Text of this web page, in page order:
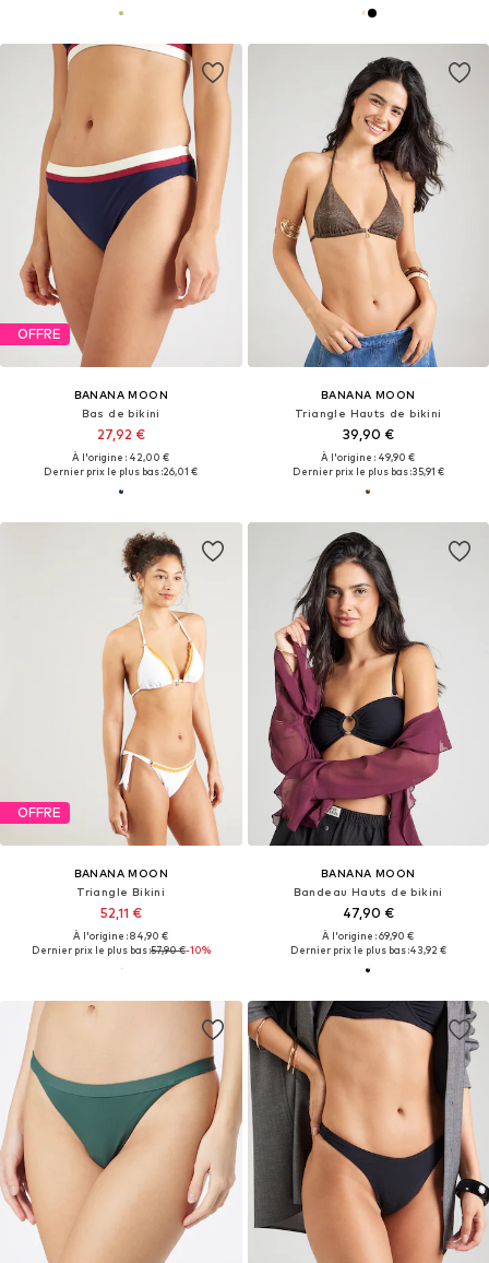
OFFRE
BANANA MOON
Bas de bikini
27,92 €
À l'origine : 42,00 €
Dernier prix le plus bas :26,01 €
BANANA MOON
Triangle Hauts de bikini
39,90 €
À l'origine : 49,90 €
Dernier prix le plus bas :35,91 €
OFFRE
BANANA MOON
Triangle Bikini
52,11 €
À l'origine : 84,90 €
Dernier prix le plus bas :57,90 €-10%
BANANA MOON
Bandeau Hauts de bikini
47,90 €
À l'origine : 69,90 €
Dernier prix le plus bas :43,92 €